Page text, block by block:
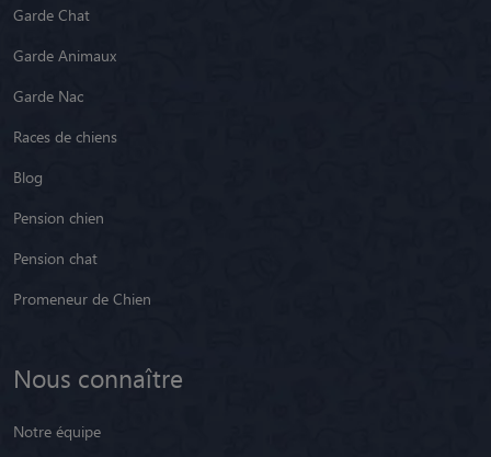
Garde Chat
Garde Animaux
Garde Nac
Races de chiens
Blog
Pension chien
Pension chat
Promeneur de Chien
Nous connaître
Notre équipe